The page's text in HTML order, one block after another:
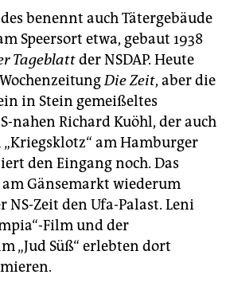
benennt auch Tätergebäude
Speersort etwa, gebaut 1938
Tageblattder NSDAP. Heute
Die Zeit, aber die
in Stein gemeißeltes
nahen Richard Kuöhl, der auch
am Hamburger
den Eingang noch. Das
Gänsemarkt wiederum
NS-Zeit den Ufa-Palast. Leni
Film und der
„Jud Süß“ erlebten dort